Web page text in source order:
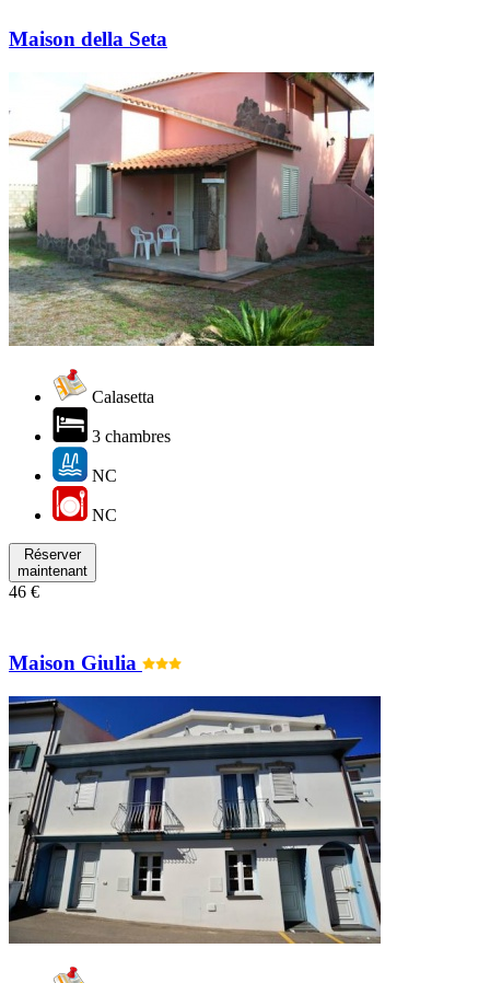
Maison della Seta
Calasetta
3 chambres
NC
NC
Réserver
maintenant
46 €
Maison Giulia